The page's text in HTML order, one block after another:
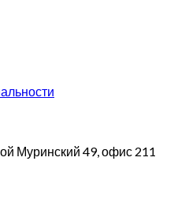
Муринский 49, офис 211